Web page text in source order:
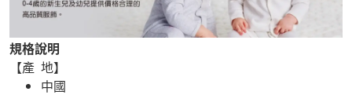
規格說明
【產 地】
中國